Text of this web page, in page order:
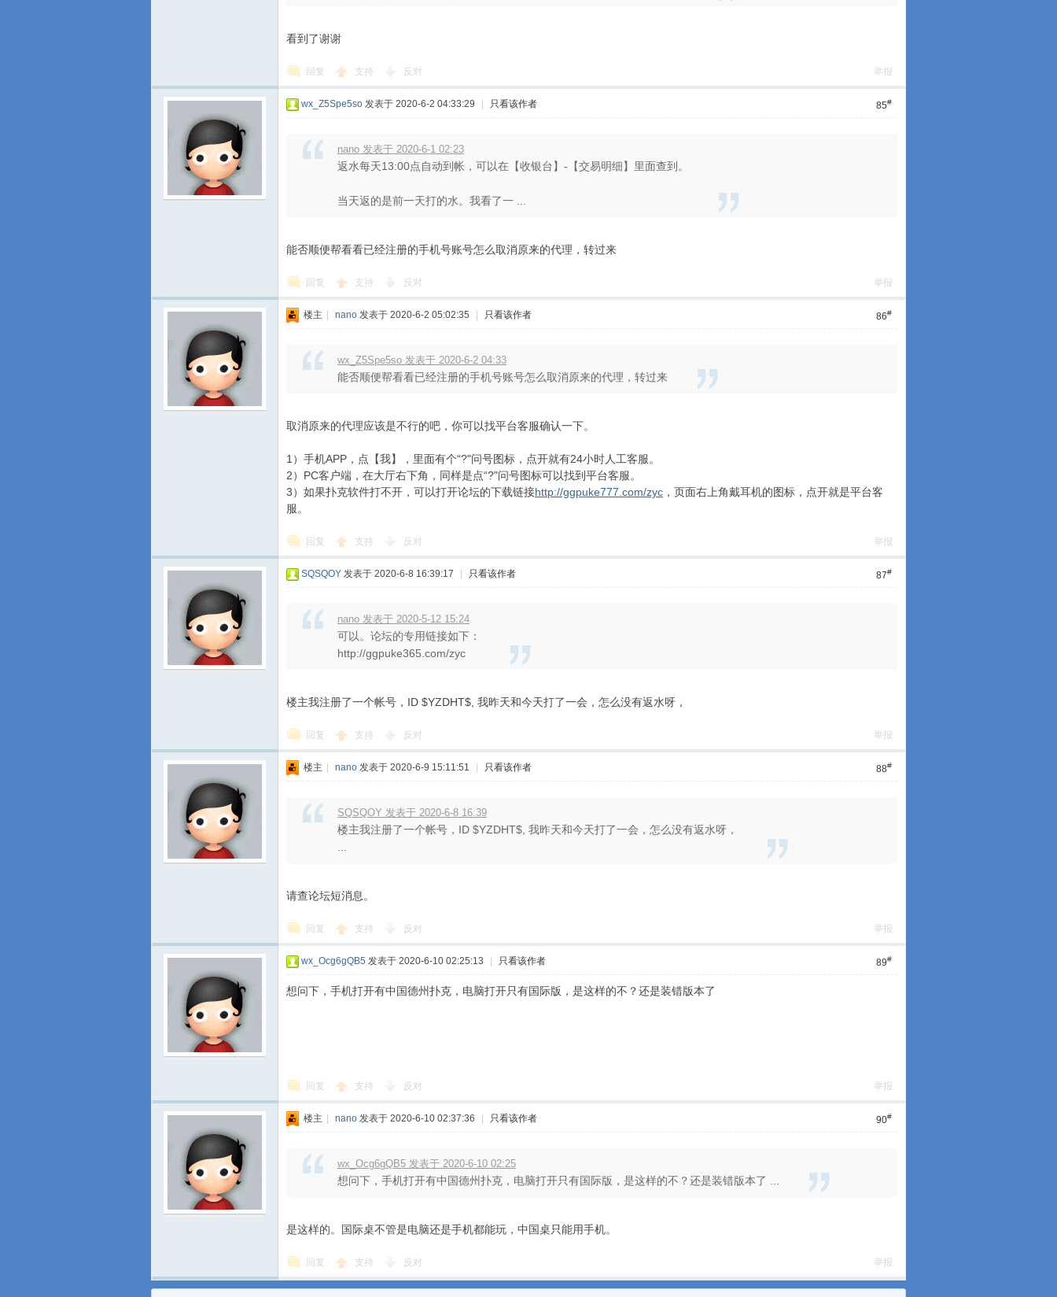
看到了谢谢
回复 支持 反对 举报
85#
wx_Z5Spe5so 发表于 2020-6-2 04:33:29 只看该作者
nano 发表于 2020-6-1 02:23
返水每天13:00点自动到帐，可以在【收银台】-【交易明细】里面查到。
当天返的是前一天打的水。我看了一 ...
能否顺便帮看看已经注册的手机号账号怎么取消原来的代理，转过来
回复 支持 反对 举报
86#
楼主 nano 发表于 2020-6-2 05:02:35 只看该作者
wx_Z5Spe5so 发表于 2020-6-2 04:33
能否顺便帮看看已经注册的手机号账号怎么取消原来的代理，转过来
取消原来的代理应该是不行的吧，你可以找平台客服确认一下。
1）手机APP，点【我】，里面有个“?"问号图标，点开就有24小时人工客服。
2）PC客户端，在大厅右下角，同样是点“?"问号图标可以找到平台客服。
3）如果扑克软件打不开，可以打开论坛的下载链接http://ggpuke777.com/zyc ，页面右上角戴耳机的图标，点开就是平台客
服。
回复 支持 反对 举报
87#
SQSQOY 发表于 2020-6-8 16:39:17 只看该作者
nano 发表于 2020-5-12 15:24
可以。论坛的专用链接如下：
http://ggpuke365.com/zyc
楼主我注册了一个帐号，ID $YZDHT$, 我昨天和今天打了一会，怎么没有返水呀，
回复 支持 反对 举报
88#
楼主 nano 发表于 2020-6-9 15:11:51 只看该作者
SQSQOY 发表于 2020-6-8 16:39
楼主我注册了一个帐号，ID $YZDHT$, 我昨天和今天打了一会，怎么没有返水呀，
请查论坛短消息。
回复 支持 反对 举报
89#
wx_Ocg6gQB5 发表于 2020-6-10 02:25:13 只看该作者
想问下，手机打开有中国德州扑克，电脑打开只有国际版，是这样的不？还是装错版本了
回复 支持 反对 举报
90#
楼主 nano 发表于 2020-6-10 02:37:36 只看该作者
wx_Ocg6gQB5 发表于 2020-6-10 02:25
想问下，手机打开有中国德州扑克，电脑打开只有国际版，是这样的不？还是装错版本了 ...
是这样的。国际桌不管是电脑还是手机都能玩，中国桌只能用手机。
回复 支持 反对 举报